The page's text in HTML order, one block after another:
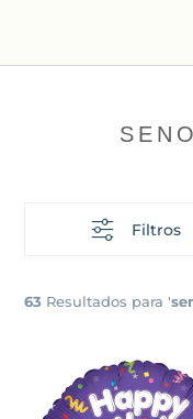
Filtros
63 Resultados para '